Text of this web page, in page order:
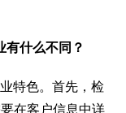
有什么不同？
特色。首先，检
在客户信息中详